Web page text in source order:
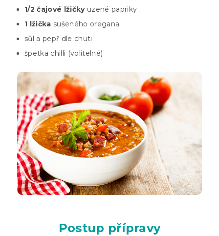
1/2 čajové lžičkyuzené papriky
1 lžička sušeného oregana
sůl a pepř dle chuti
špetka chilli (volitelné)
Postup přípravy